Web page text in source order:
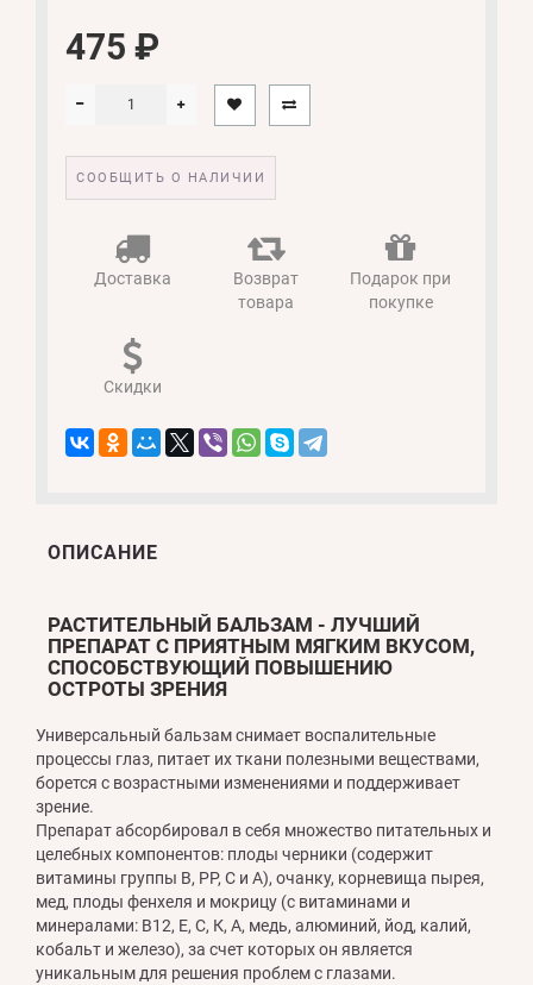
475 ₽
СООБЩИТЬ О НАЛИЧИИ
Доставка
Возврат
товара
Подарок при
покупке
Скидки
ОПИСАНИЕ
РАСТИТЕЛЬНЫЙ БАЛЬЗАМ - ЛУЧШИЙ
ПРЕПАРАТ С ПРИЯТНЫМ МЯГКИМ ВКУСОМ,
СПОСОБСТВУЮЩИЙ ПОВЫШЕНИЮ
ОСТРОТЫ ЗРЕНИЯ
Универсальный бальзам снимает воспалительные
процессы глаз, питает их ткани полезными веществами,
борется с возрастными изменениями и поддерживает
зрение.
Препарат абсорбировал в себя множество питательных и
целебных компонентов: плоды черники (содержит
витамины группы В, РР, С и А), очанку, корневища пырея,
мед, плоды фенхеля и мокрицу (с витаминами и
минералами: В12, Е, С, К, А, медь, алюминий, йод, калий,
кобальт и железо), за счет которых он является
уникальным для решения проблем с глазами.